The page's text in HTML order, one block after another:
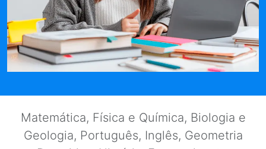
Matemática, Física e Química, Biologia e
Geologia, Português, Inglês, Geometria